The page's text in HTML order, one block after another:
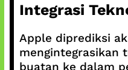
Integrasi
Apple diprediksi
mengintegrasikan
buatan ke dalam